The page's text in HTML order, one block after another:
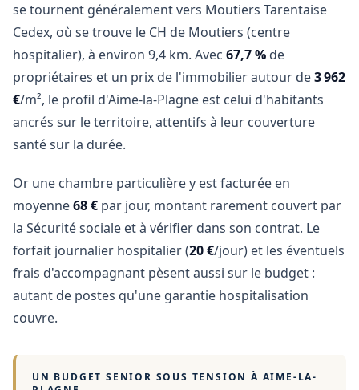
se tournent généralement vers Moutiers Tarentaise
Cedex, où se trouve le CH de Moutiers (centre
hospitalier), à environ 9,4 km. Avec 67,7 % de
propriétaires et un prix de l'immobilier autour de3 962
€/m², le profil d'Aime-la-Plagne est celui d'habitants
ancrés sur le territoire, attentifs à leur couverture
santé sur la durée.
Or une chambre particulière y est facturée en
moyenne68 € par jour, montant rarement couvert par
la Sécurité sociale et à vérifier dans son contrat. Le
forfait journalier hospitalier (20 €/jour) et les éventuels
frais d'accompagnant pèsent aussi sur le budget :
autant de postes qu'une garantie hospitalisation
couvre.
UN BUDGET SENIOR SOUS TENSION À AIME-LA-